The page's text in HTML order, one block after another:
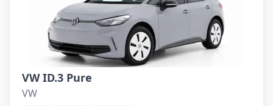
VW ID.3 Pure
VW